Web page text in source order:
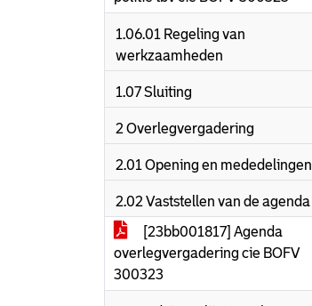
1.06.01 Regeling van
werkzaamheden
1.07 Sluiting
2 Overlegvergadering
2.01 Opening en mededelingen
2.02 Vaststellen van de agenda
[23bb001817] Agenda
overlegvergadering cie BOFV
300323